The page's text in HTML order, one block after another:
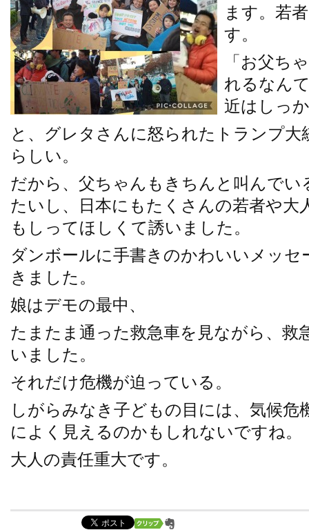
ます。若
す。
「お父ち
れるなん
近はしっ
と、グレタさんに怒られたトランプ
らしい。
だから、父ちゃんもきちんと叫んで
たいし、日本にもたくさんの若者や
もしってほしくて誘いました。
ダンボールに手書きのかわいいメッ
きました。
娘はデモの最中、
たまたま通った救急車を見ながら、救
いました。
それだけ危機が迫っている。
しがらみなき子どもの目には、気候危
によく見えるのかもしれないですね。
大人の責任重大です。